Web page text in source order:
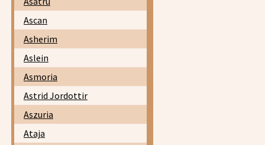
Ascan
Asherim
Aslein
Asmoria
Astrid Jordottir
Aszuria
Ataja